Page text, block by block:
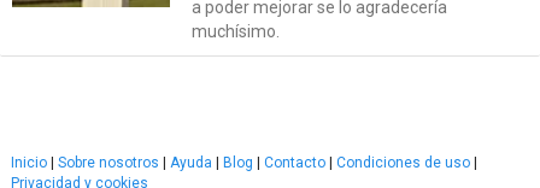
a poder mejorar se lo agradecería
muchísimo.
Inicio Sobre nosotros Ayuda Blog Contacto Condiciones de uso
Privacidad y cookies